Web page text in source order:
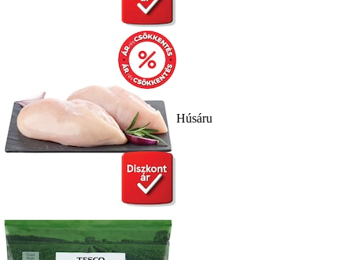
Húsáru